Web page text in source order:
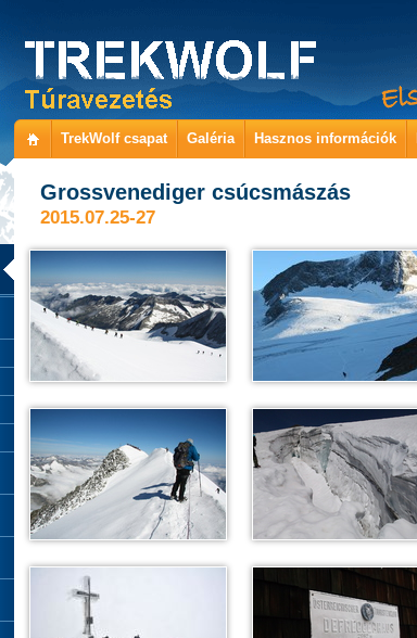
TrekWolf csapat Galéria Hasznos információk
Grossvenediger csúcsmászás
2015.07.25-27